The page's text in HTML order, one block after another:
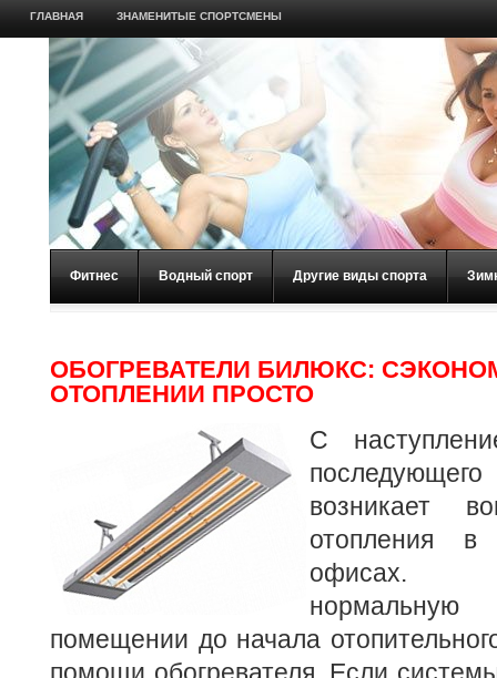
ГЛАВНАЯ ЗНАМЕНИТЫЕ СПОРТСМЕНЫ
Фитнес Водный спорт Другие виды спорта
ОБОГРЕВАТЕЛИ БИЛЮКС:
ОТОПЛЕНИИ ПРОСТО
С
возникает
отопления
офисах.
помещении до начала